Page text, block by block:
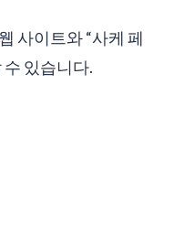
사이트와 “사케 페
있습니다.